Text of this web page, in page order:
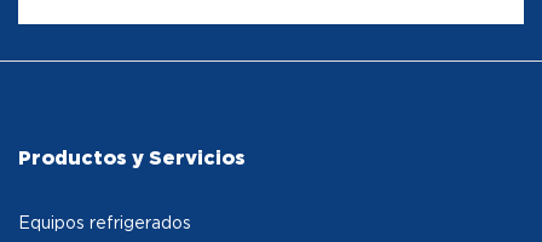
Productos y Servicios
Equipos refrigerados